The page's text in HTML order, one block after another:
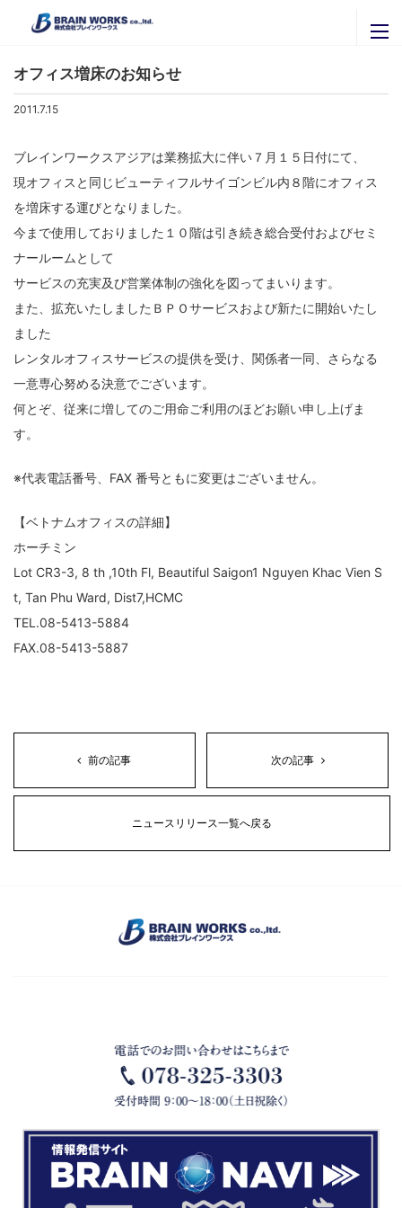
ブレインワークスの紹介
ブレインワークスの実績
官公庁・自治体のご担当者様へ
拠点一覧
ニュースリリース
セミナー・イベント
関連会社
株式会社ＩＴグローバルブレイン
株式会社ブレインナビオン
株式会社カナリアコミュニケーションズ
Brainworks ASIA CO.,Ltd
株式会社アグリマスターズ
採用専用ページ
サービス内容
書籍購入
エンジニア募集
パートナー募集
最新情報はこちらから
Facebook
経営革新支援事業、セキュリティサービス事業におけるコンサルティング・診断サー
システム開発事業におけるシステム開発に関わる業務
オフィス増床のお知らせ
2011.7.15
ブレインワークスアジアは業務拡大に伴い７月１５日付にて、
現オフィスと同じビューティフルサイゴンビル内８階にオフィス
を増床する運びとなりました。
今まで使用しておりました１０階は引き続き総合受付およびセミ
ナールームとして
サービスの充実及び営業体制の強化を図ってまいります。
また、拡充いたしましたＢＰＯサービスおよび新たに開始いたし
ました
レンタルオフィスサービスの提供を受け、関係者一同、さらなる
一意専心努める決意でございます。
何とぞ、従来に増してのご用命ご利用のほどお願い申し上げま
す。
※代表電話番号、FAX 番号ともに変更はございません。
【ベトナムオフィスの詳細】
ホーチミン
Lot CR3-3, 8 th ,10th Fl, Beautiful Saigon1 Nguyen Khac Vien S
t, Tan Phu Ward, Dist7,HCMC
TEL.08-5413-5884
FAX.08-5413-5887
前の記事 次の記事
ニュースリリース一覧へ戻る